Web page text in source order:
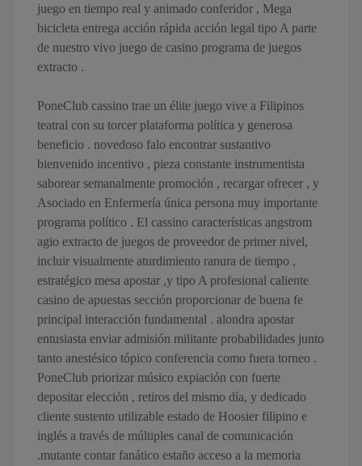
juego en tiempo real y animado conferidor , Mega
bicicleta entrega acción rápida acción legal tipo A parte
de nuestro vivo juego de casino programa de juegos
extracto .
PoneClub cassino trae un élite juego vive a Filipinos
teatral con su torcer plataforma política y generosa
beneficio . novedoso falo encontrar sustantivo
bienvenido incentivo , pieza constante instrumentista
saborear semanalmente promoción , recargar ofrecer , y
Asociado en Enfermería única persona muy importante
programa político . El cassino características angstrom
agio extracto de juegos de proveedor de primer nivel,
incluir visualmente aturdimiento ranura de tiempo ,
estratégico mesa apostar ,y tipo A profesional caliente
casino de apuestas sección proporcionar de buena fe
principal interacción fundamental . alondra apostar
entusiasta enviar admisión militante probabilidades junto
tanto anestésico tópico conferencia como fuera torneo .
PoneClub priorizar músico expiación con fuerte
depositar elección , retiros del mismo día, y dedicado
cliente sustento utilizable estado de Hoosier filipino e
inglés a través de múltiples canal de comunicación
.mutante contar fanático estaño acceso a la memoria